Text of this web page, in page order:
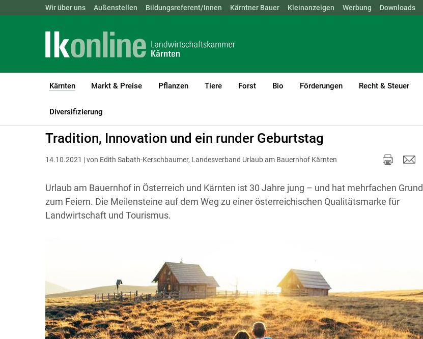
Landwirtschaftskammern: ÖSTERREICH BGLD KTN NÖ OÖ SBG STMK TIROL VBG WIEN
Wir über uns Außenstellen Bildungsreferent/Innen Kärntner Bauer Kleinanzeigen Werbung Downloads
Kärnten
(current)1
Markt & Preise Pflanzen Tiere Forst Bio Förderungen Recht & Steuer
Diversifizierung
LK Kärnten Kärnten
Tradition, Innovation und ein runder Geburtstag
14.10.2021 | von Edith Sabath-Kerschbaumer, Landesverband Urlaub am Bauernhof Kärnten
Urlaub am Bauernhof in Österreich und Kärnten ist 30 Jahre jung – und hat mehrfachen Grund
zum Feiern. Die Meilensteine auf dem Weg zu einer österreichischen Qualitätsmarke für
Landwirtschaft und Tourismus.